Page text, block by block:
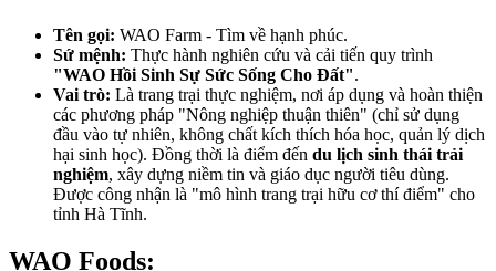
Tên gọi: WAO Farm - Tìm về hạnh phúc.
Sứ mệnh: Thực hành nghiên cứu và cải tiến quy trình
"WAO Hồi Sinh Sự Sức Sống Cho Đất".
Vai trò: Là trang trại thực nghiệm, nơi áp dụng và hoàn thiện
các phương pháp "Nông nghiệp thuận thiên" (chỉ sử dụng
đầu vào tự nhiên, không chất kích thích hóa học, quản lý dịch
hại sinh học). Đồng thời là điểm đến du lịch sinh thái trải
nghiệm, xây dựng niềm tin và giáo dục người tiêu dùng.
Được công nhận là "mô hình trang trại hữu cơ thí điểm" cho
tỉnh Hà Tĩnh.
WAO Foods: